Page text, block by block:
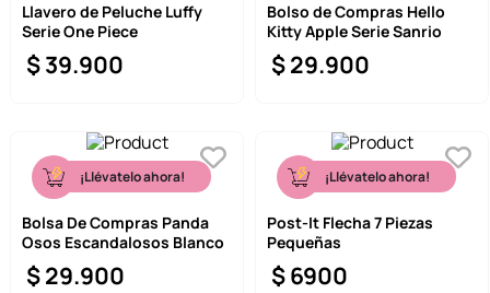
Llavero de Peluche Luffy
Serie One Piece
$39.900
Bolso de Compras Hello
Kitty Apple Serie Sanrio
$29.900
¡Llévatelo ahora!
Bolsa De Compras Panda
Osos Escandalosos Blanco
$29.900
¡Llévatelo ahora!
Post-It Flecha 7 Piezas
Pequeñas
$6900